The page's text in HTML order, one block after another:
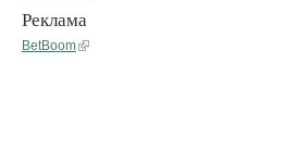
Реклама
BetBoom